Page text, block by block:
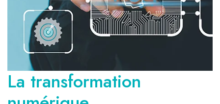
La transformation